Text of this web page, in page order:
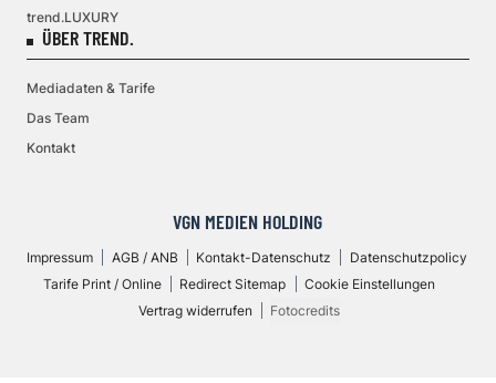
trend.LUXURY
ÜBER TREND.
Mediadaten & Tarife
Das Team
Kontakt
VGN MEDIEN HOLDING
Impressum AGB / ANB Kontakt-Datenschutz
Datenschutzpolicy
Tarife Print / Online
Redirect Sitemap
Cookie Einstellungen
Vertrag widerrufen
Fotocredits